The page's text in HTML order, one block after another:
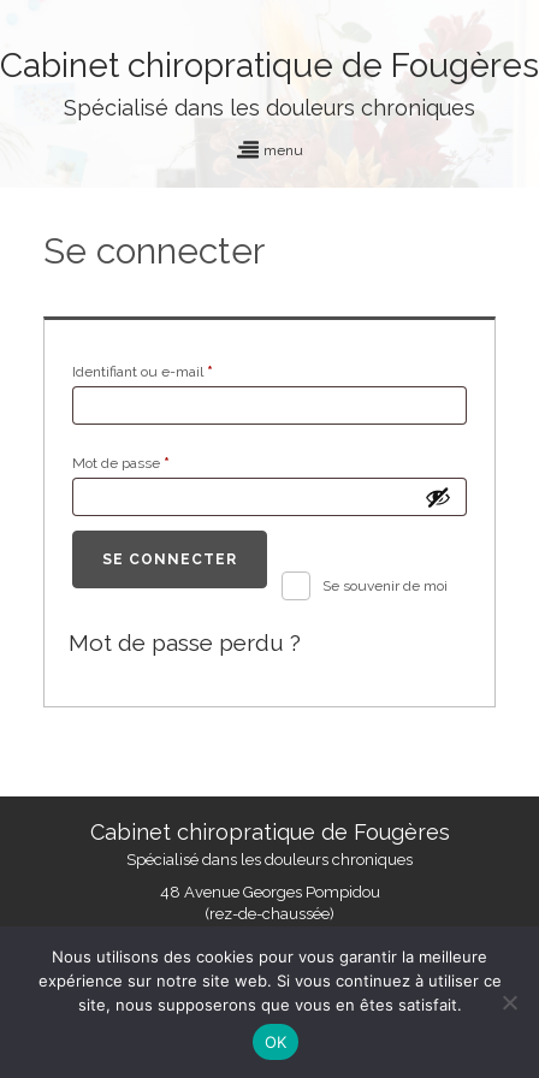
Cabinet chiropratique de Fougères
Spécialisé dans les douleurs chroniques
menu
Se connecter
Identifiant ou e-mail *Obligatoire
Mot de passe *Obligatoire
Se souvenir de moi
SE CONNECTER
Mot de passe perdu ?
Cabinet chiropratique de Fougères
Spécialisé dans les douleurs chroniques
48 Avenue Georges Pompidou
(rez-de-chaussée)
02 57 70 00 47
Heures d’ouverture
Du lundi au vendredi : 8h30–19h00
Nous utilisons des cookies pour vous garantir la meilleure
expérience sur notre site web. Si vous continuez à utiliser ce
site, nous supposerons que vous en êtes satisfait.
OK